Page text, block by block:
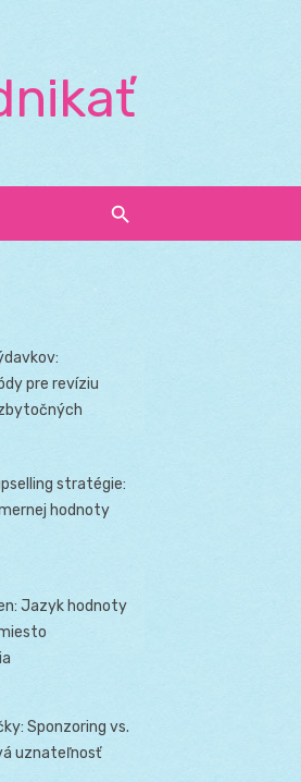
pre revíziu
stratégie:
hodnoty
Jazyk hodnoty
Sponzoring vs.
uznateľnosť